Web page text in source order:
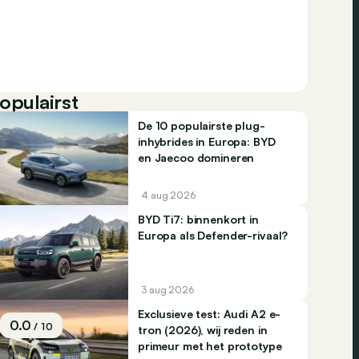
De 10 populairste plug-
inhybrides in Europa: BYD
en Jaecoo domineren
4 aug 2026
BYD Ti7: binnenkort in
Europa als Defender-rivaal?
3 aug 2026
0.0/ 10
Exclusieve test: Audi A2 e-
tron (2026), wij reden in
primeur met het prototype